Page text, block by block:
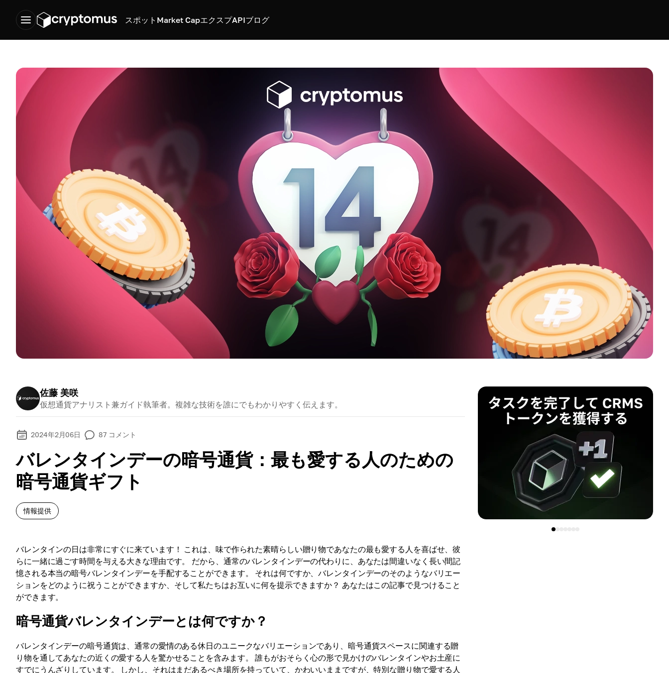
スポット Market CapエクスプAPIブログ
佐藤 美咲
仮想通貨アナリスト兼ガイド執筆者。複雑な技術を誰にでもわかりやすく伝えます。
2024年2月06日 87 コメント
バレンタインデーの暗号通貨：最も愛する人のための
暗号通貨ギフト
情報提供
バレンタインの日は非常にすぐに来ています！ これは、味で作られた素晴らしい贈り物であなたの最も愛する人を喜ばせ、彼
らに一緒に過ごす時間を与える大きな理由です。 だから、通常のバレンタインデーの代わりに、あなたは間違いなく長い間記
憶される本当の暗号バレンタインデーを手配することができます。 それは何ですか、バレンタインデーのそのようなバリエー
ションをどのように祝うことができますか、そして私たちはお互いに何を提示できますか？ あなたはこの記事で見つけること
ができます。
暗号通貨バレンタインデーとは何ですか？
バレンタインデーの暗号通貨は、通常の愛情のある休日のユニークなバリエーションであり、暗号通貨スペースに関連する贈
り物を通してあなたの近くの愛する人を驚かせることを含みます。 誰もがおそらく心の形で見かけのバレンタインやお土産に
すでにうんざりしています。 しかし、それはまだあるべき場所を持っていて、かわいいままですが、特別な贈り物で愛する人